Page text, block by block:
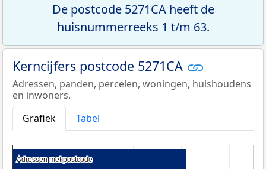
De postcode 5271CA heeft de
huisnummerreeks 1 t/m 63.
Kerncijfers postcode 5271CA
Adressen, panden, percelen, woningen, huishoudens
en inwoners.
Grafiek
Tabel
Adressen met postcode
Adressen met postcode